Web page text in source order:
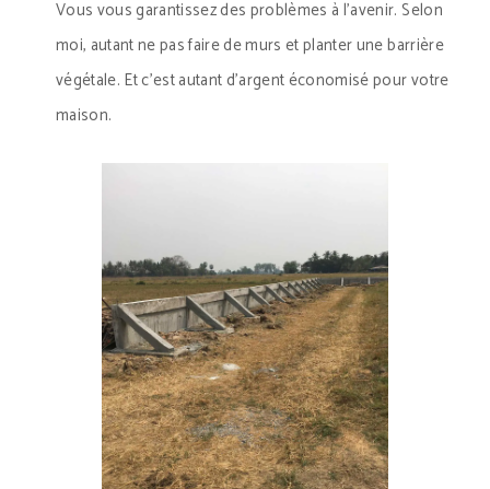
Vous vous garantissez des problèmes à l’avenir. Selon
moi, autant ne pas faire de murs et planter une barrière
végétale. Et c’est autant d’argent économisé pour votre
maison.